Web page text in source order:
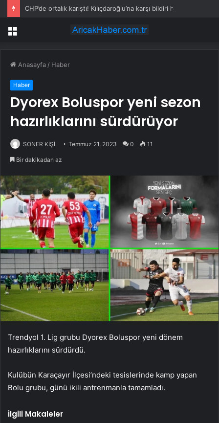
CHP’de ortalık karıştı! Kılıçdaroğlu’na karşı bildiri hazırlığı
Menü
Anasayfa / Haber
Haber
Dyorex Boluspor yeni sezon
hazırlıklarını sürdürüyor
SONER KİŞİ Temmuz 21, 2023 0 11
Bir dakikadan az
Trendyol 1. Lig grubu Dyorex Boluspor yeni dönem
hazırlıklarını sürdürdü.
Kulübün Karaçayır İlçesi’ndeki tesislerinde kamp yapan
Bolu grubu, günü ikili antrenmanla tamamladı.
İlgili Makaleler